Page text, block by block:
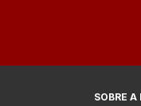
SOBRE